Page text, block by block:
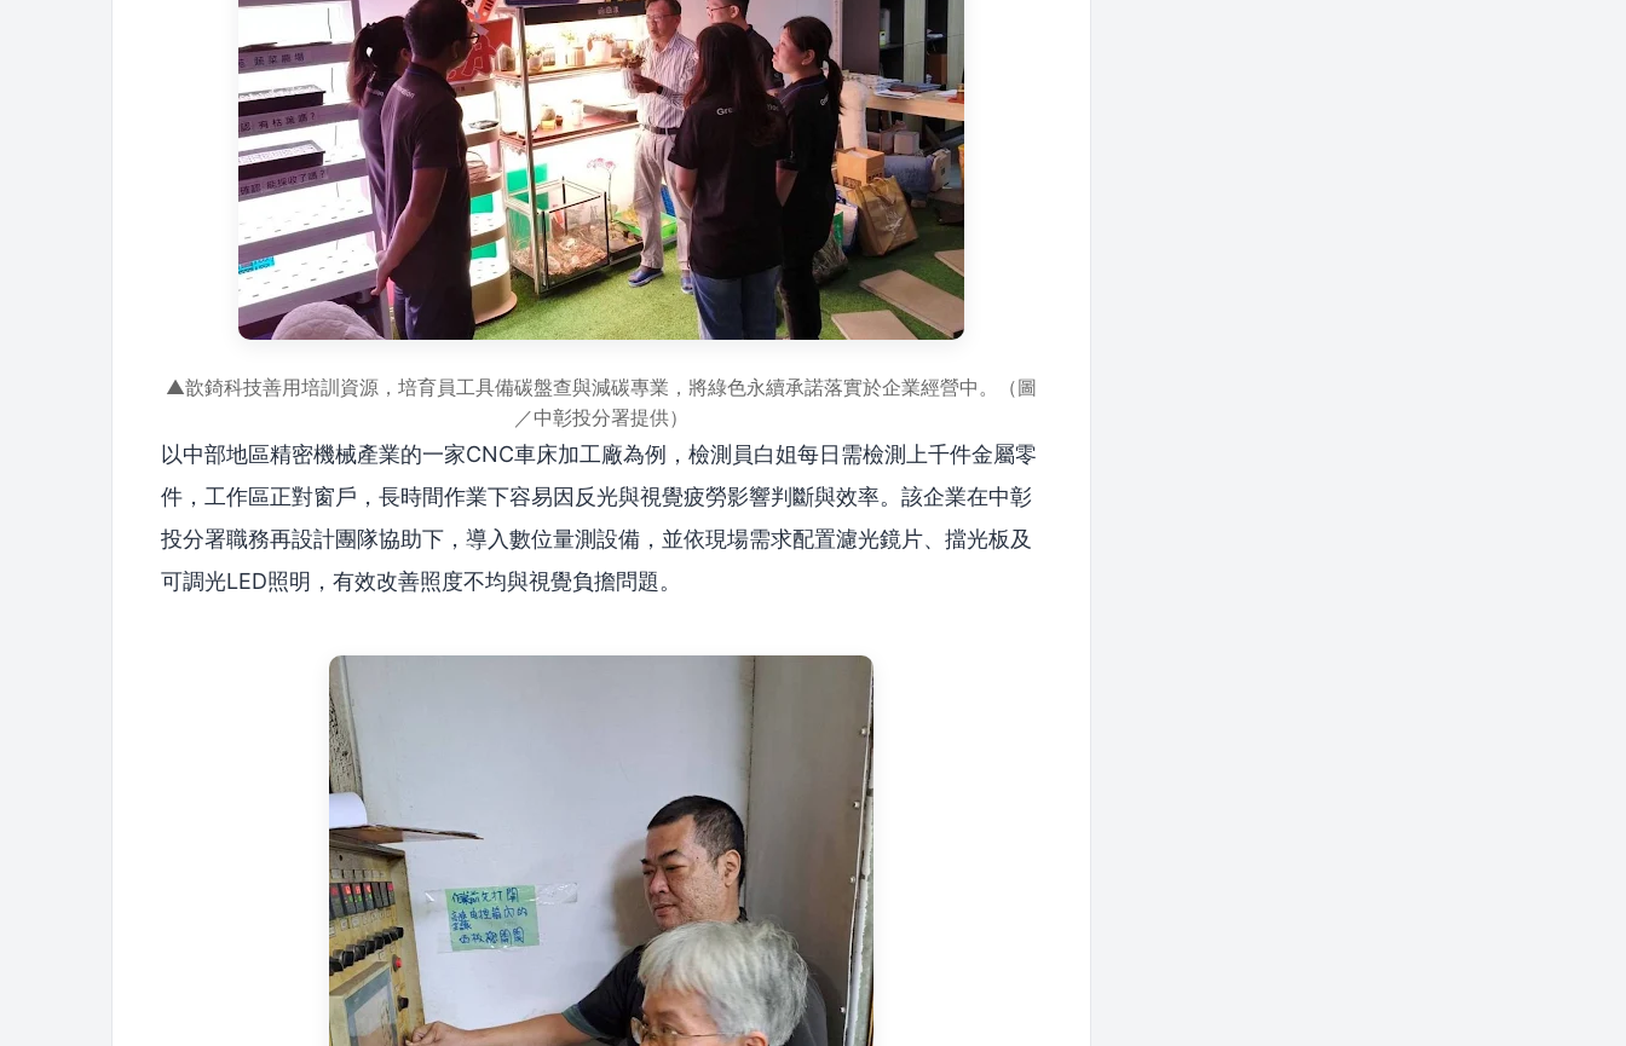
▲歆錡科技善用培訓資源，培育員工具備碳盤查與減碳專業，將綠色永續承諾落實於企業經營中。（圖
／中彰投分署提供）
以中部地區精密機械產業的一家CNC車床加工廠為例，檢測員白姐每日需檢測上千件金屬零
件，工作區正對窗戶，長時間作業下容易因反光與視覺疲勞影響判斷與效率。該企業在中彰
投分署職務再設計團隊協助下，導入數位量測設備，並依現場需求配置濾光鏡片、擋光板及
可調光LED照明，有效改善照度不均與視覺負擔問題。